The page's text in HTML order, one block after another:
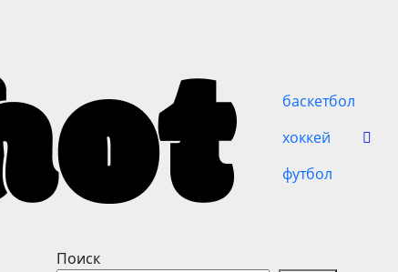
баскетбол
хоккей
футбол
Поиск